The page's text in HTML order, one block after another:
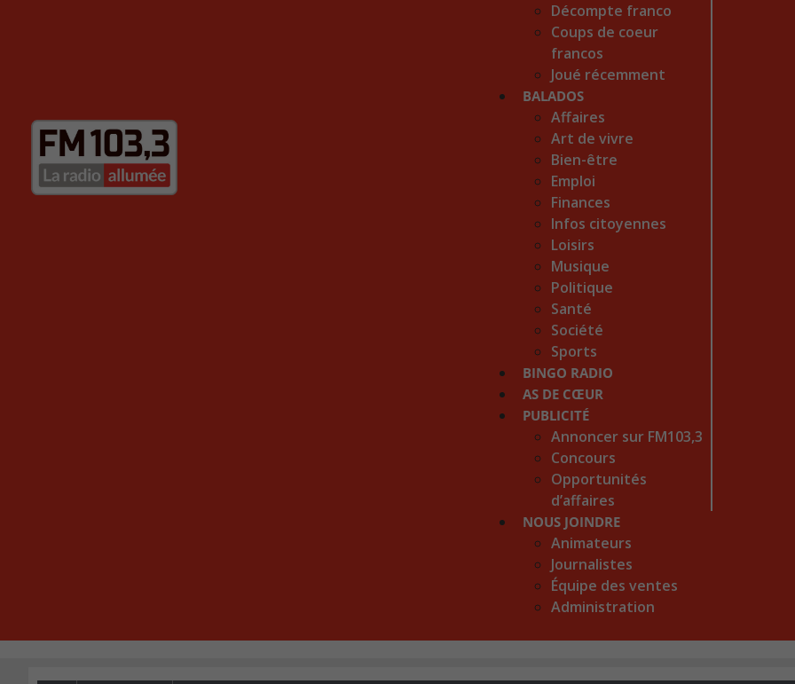
Décompte franco
Coups de coeur
francos
Joué récemment
BALADOS
Affaires
Art de vivre
Bien-être
Emploi
Finances
Infos citoyennes
Loisirs
Musique
Politique
Santé
Société
Sports
BINGO RADIO
AS DE CŒUR
PUBLICITÉ
Annoncer sur FM103,3
Concours
Opportunités
d’affaires
NOUS JOINDRE
Animateurs
Journalistes
Équipe des ventes
Administration